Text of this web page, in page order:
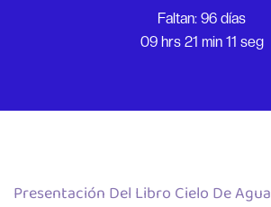
Faltan: 96 días
09 hrs 21 min 11 seg
Inicio
Presentación Del Libro Cielo De Agua